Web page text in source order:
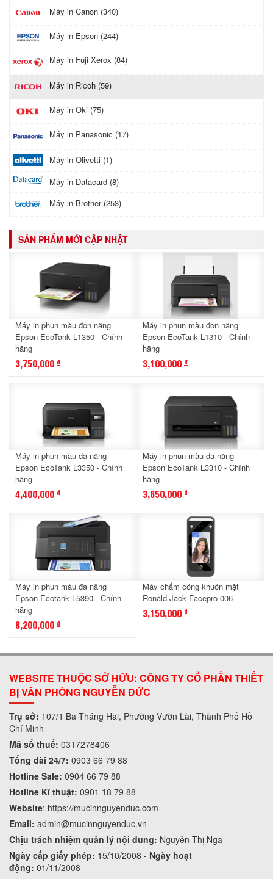
Máy in Canon (340)
Máy in Epson (244)
Máy in Fuji Xerox (84)
Máy in Ricoh (59)
Máy in Oki (75)
Máy in Panasonic (17)
Máy in Olivetti (1)
Máy in Datacard (8)
Máy in Brother (253)
SẢN PHẨM MỚI CẬP NHẬT
Máy in phun màu đơn năng
Epson EcoTank L1350 - Chính
hãng
3,750,000 đ
Máy in phun màu đơn năng
Epson EcoTank L1310 - Chính
hãng
3,100,000 đ
Máy in phun màu đa năng
Epson EcoTank L3350 - Chính
hãng
4,400,000 đ
Máy in phun màu đa năng
Epson EcoTank L3310 - Chính
hãng
3,650,000 đ
Máy in phun màu đa năng
Epson Ecotank L5390 - Chính
hãng
8,200,000 đ
Máy chấm công khuôn mặt
Ronald Jack Facepro-006
3,150,000 đ
WEBSITE THUỘC SỞ HỮU: CÔNG TY CỔ PHẦN THIẾT
BỊ VĂN PHÒNG NGUYỄN ĐỨC
Trụ sở: 107/1 Ba Tháng Hai, Phường Vườn Lài, Thành Phố Hồ
Chí Minh
Mã số thuế: 0317278406
Tổng đài 24/7: 0903 66 79 88
Hotline Sale: 0904 66 79 88
Hotline Kĩ thuật: 0901 18 79 88
Website: https://mucinnguyenduc.com
Email: admin@mucinnguyenduc.vn
Chịu trách nhiệm quản lý nội dung: Nguyễn Thị Nga
Ngày cấp giấy phép: 15/10/2008 - Ngày hoạt
động: 01/11/2008